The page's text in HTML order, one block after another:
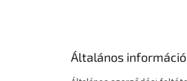
Általános